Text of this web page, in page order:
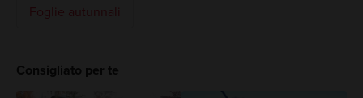
Foglie autunnali
Consigliato per te